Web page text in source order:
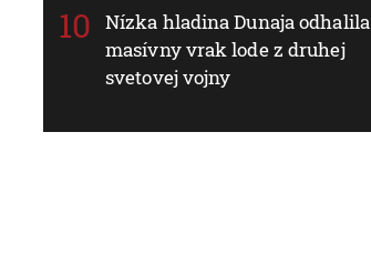
Nízka hladina Dunaja odhalila
masívny vrak lode z druhej
svetovej vojny